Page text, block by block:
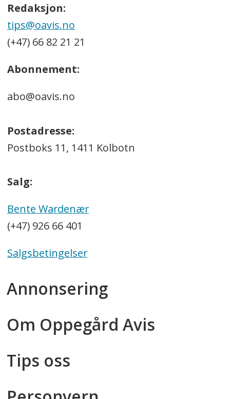
Redaksjon:
tips@oavis.no
(+47) 66 82 21 21
Abonnement:
abo@oavis.no
Postadresse:
Postboks 11, 1411 Kolbotn
Salg:
Bente Wardenær
(+47) 926 66 401
Salgsbetingelser
Annonsering
Om Oppegård Avis
Tips oss